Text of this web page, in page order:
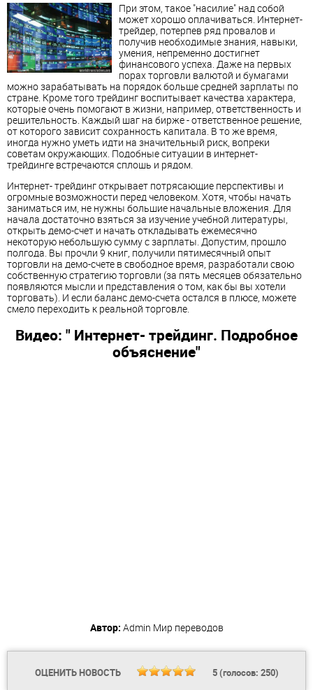
При этом, такое "насилие" над собой
может хорошо оплачиваться. Интернет-
трейдер, потерпев ряд провалов и
получив необходимые знания, навыки,
умения, непременно достигнет
финансового успеха. Даже на первых
порах торговли валютой и бумагами
можно зарабатывать на порядок больше средней зарплаты по
стране. Кроме того трейдинг воспитывает качества характера,
которые очень помогают в жизни, например, ответственность и
решительность. Каждый шаг на бирже - ответственное решение,
от которого зависит сохранность капитала. В то же время,
иногда нужно уметь идти на значительный риск, вопреки
советам окружающих. Подобные ситуации в интернет-
трейдинге встречаются сплошь и рядом.
Интернет- трейдинг открывает потрясающие перспективы и
огромные возможности перед человеком. Хотя, чтобы начать
заниматься им, не нужны большие начальные вложения. Для
начала достаточно взяться за изучение учебной литературы,
открыть демо-счет и начать откладывать ежемесячно
некоторую небольшую сумму с зарплаты. Допустим, прошло
полгода. Вы прочли 9 книг, получили пятимесячный опыт
торговли на демо-счете в свободное время, разработали свою
собственную стратегию торговли (за пять месяцев обязательно
появляются мысли и представления о том, как бы вы хотели
торговать). И если баланс демо-счета остался в плюсе, можете
смело переходить к реальной торговле.
Видео: " Интернет- трейдинг. Подробное
объяснение"
Автор: Admin Мир переводов
ОЦЕНИТЬ НОВОСТЬ 5(голосов: 250)